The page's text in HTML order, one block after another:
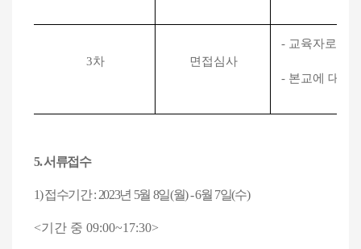
3차 면접심사
- 교육자로서
- 본교에 대한
5.서류접수
1)접수기간: 2023년 5월 8일(월) - 6월 7일(수)
<기간 중09:00~17:30>